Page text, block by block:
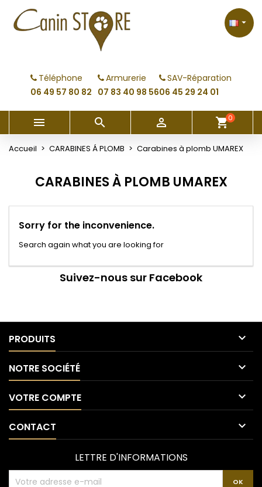
Téléphone
06 49 57 80 82
Armurerie
07 83 40 98 56
SAV-Réparation
06 45 29 24 01

   shopping_cart0
Accueil CARABINES Á PLOMB Carabines à plomb UMAREX
CARABINES À PLOMB UMAREX
Sorry for the inconvenience.
Search again what you are looking for
Suivez-nous sur Facebook
PRODUITS 
NOTRE SOCIÉTÉ 
VOTRE COMPTE 
CONTACT 
My wishlists ×
Create new list
((modalTitle)) ×
((confirmMessage))
((cancelText)) ((modalDeleteText))
Créer une liste d'envies ×
Créer une liste d'envies
Connexion ×
Vous devez être connecté pour ajouter des produits
LETTRE D'INFORMATIONS